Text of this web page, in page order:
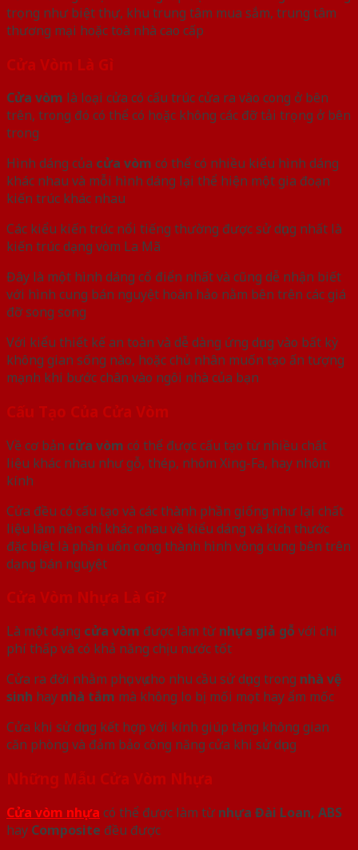
trọng như biệt thự, khu trung tâm mua sắm, trung tâm
thương mại hoặc toà nhà cao cấp
Cửa Vòm Là Gì
Cửa vòm là loại cửa có cấu trúc cửa ra vào cong ở bên
trên, trong đó có thể có hoặc không các đỡ tải trọng ở bên
trong
Hình dáng của cửa vòm có thể có nhiều kiểu hình dáng
khác nhau và mỗi hình dáng lại thể hiện một gia đoạn
kiến trúc khác nhau
Các kiểu kiến trúc nổi tiếng thường được sử dụng nhất là
kiến trúc dạng vòm La Mã
Đây là một hình dáng cổ điển nhất và cũng dễ nhận biết
với hình cung bán nguyệt hoàn hảo nằm bên trên các giá
đỡ song song
Với kiểu thiết kế an toàn và dễ dàng ứng dụng vào bất kỳ
không gian sống nào, hoặc chủ nhân muốn tạo ấn tượng
mạnh khi bước chân vào ngôi nhà của bạn
Cấu Tạo Của Cửa Vòm
Về cơ bản cửa vòm có thể được cấu tạo từ nhiều chất
liệu khác nhau như gỗ, thép, nhôm Xing-Fa, hay nhôm
kính
Cửa đều có cấu tạo và các thành phần giống như lại chất
liệu làm nên chỉ khác nhau về kiểu dáng và kích thước
đặc biệt là phần uốn cong thành hình vòng cung bên trên
dạng bán nguyệt
Cửa Vòm Nhựa Là Gì?
Là một dạng cửa vòm được làm từ nhựa giả gỗ với chi
phí thấp và có khả năng chịu nước tốt
Cửa ra đời nhằm phục vụ cho nhu cầu sử dụng trong nhà vệ
sinh hay nhà tắm mà không lo bị mối mọt hay ẩm mốc
Cửa khi sử dụng kết hợp với kính giúp tăng không gian
căn phòng và đảm bảo công năng cửa khi sử dụng
Những Mẫu Cửa Vòm Nhựa
Cửa vòm nhựa có thể được làm từ nhựa Đài Loan, ABS
hay Composite đều được